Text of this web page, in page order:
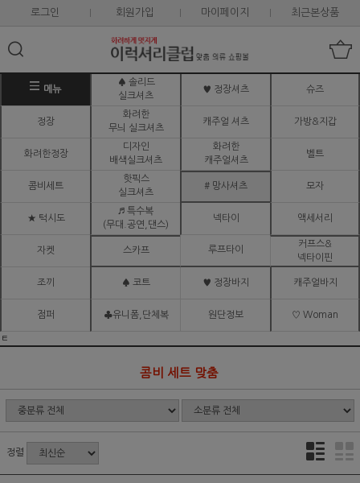
로그인 회원가입 마이페이지 최근본상품
메뉴
♠ 솔리드
실크셔츠
♥ 정장셔츠 슈즈
정장
화려한
무늬 실크셔츠
캐주얼 셔츠 가방&지갑
화려한정장
디자인
배색실크셔츠
화려한
캐주얼셔츠
벨트
콤비세트
핫픽스
실크셔츠
# 망사셔츠 모자
★ 턱시도
♬ 특수복
(무대.공연,댄스)
넥타이 액세서리
자켓 스카프 루프타이
커프스&
넥타이핀
조끼 ♠ 코트 ♥ 정장바지 캐주얼바지
점퍼 ♣유니폼,단체복 원단정보 ♡ Woman
ㅌ
콤비 세트 맞춤
정렬